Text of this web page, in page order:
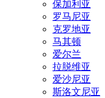
保加利亚
罗马尼亚
克罗地亚
马其顿
爱尔兰
拉脱维亚
爱沙尼亚
斯洛文尼亚